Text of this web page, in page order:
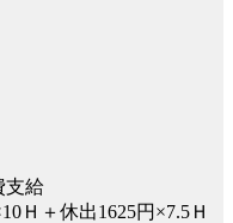
支給
Ｈ＋休出1625円×7.5Ｈ